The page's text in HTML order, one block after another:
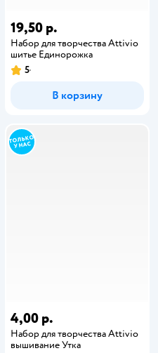
19,50 р.
Набор для творчества Attivio
шитье Единорожка
5
В корзину
4,00 р.
Набор для творчества Attivio
вышивание Утка